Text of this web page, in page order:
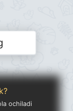
ochiladi